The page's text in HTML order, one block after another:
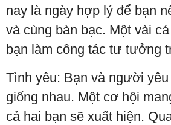
nay là ngày hợp lý để bạn
và cùng bàn bạc. Một vài
bạn làm công tác tư tưởng
Tình yêu: Bạn và người
giống nhau. Một cơ hội
cả hai bạn sẽ xuất hiện.